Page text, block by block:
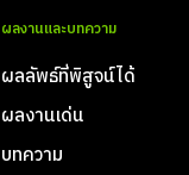
ผลงานและบทความ
ผลลัพธ์ที่พิสูจน์ได้
ผลงานเด่น
บทความ